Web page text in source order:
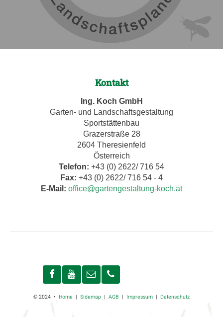
Kontakt
Ing. Koch GmbH
Garten- und Landschaftsgestaltung
Sportstättenbau
Grazerstraße 28
2604 Theresienfeld
Österreich
Telefon: +43 (0) 2622/ 716 54
Fax: +43 (0) 2622/ 716 54 - 4
E-Mail: office@gartengestaltung-koch.at
© 2024 • Home | Sidemap | AGB | Impressum | Datenschutz